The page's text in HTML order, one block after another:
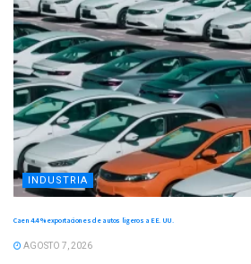
INDUSTRIA
Caen 4.4 % exportaciones de autos ligeros a EE. UU.
AGOSTO 7, 2026